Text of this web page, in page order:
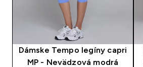
Dámske Tempo legíny capri
MP - Nevädzová modrá